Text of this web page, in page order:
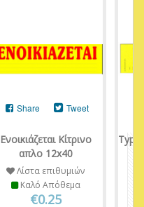
Ενοικιάζεται Κίτρινο
απλο 12x40
Share Tweet
Λίστα επιθυμιών
Καλό Απόθεμα
€0.25